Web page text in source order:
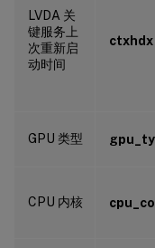
LVDA 关
键服务上
次重新启
动时间
GPU 类型
CPU 内核